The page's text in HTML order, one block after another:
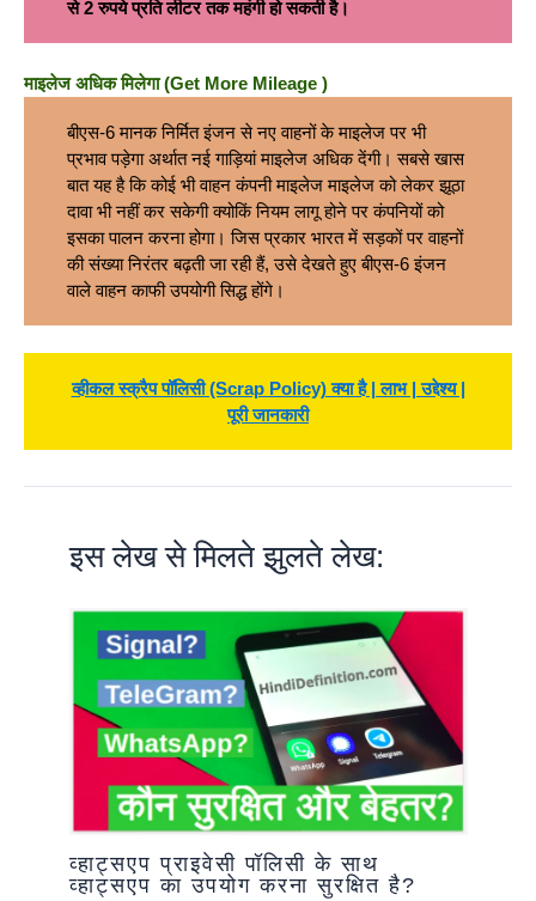
से 2 रुपये प्रति लीटर तक महंगी हो सकती है।
माइलेज अधिक मिलेगा(Get More Mileage )
बीएस-6 मानक निर्मित इंजन से नए वाहनों के माइलेज पर भी
प्रभाव पड़ेगा अर्थात नई गाड़ियां माइलेज अधिक देंगी। सबसे खास
बात यह है कि कोई भी वाहन कंपनी माइलेज माइलेज को लेकर झूठा
दावा भी नहीं कर सकेगी क्योकिं नियम लागू होने पर कंपनियों को
इसका पालन करना होगा। जिस प्रकार भारत में सड़कों पर वाहनों
की संख्या निरंतर बढ़ती जा रही हैं, उसे देखते हुए बीएस-6 इंजन
वाले वाहन काफी उपयोगी सिद्ध होंगे।
व्हीकल स्क्रैप पॉलिसी (Scrap Policy) क्या है | लाभ | उद्देश्य |
पूरी जानकारी
इस लेख से मिलते झुलते लेख:
व्हाट्सएप प्राइवेसी पॉलिसी के साथ
व्हाट्सएप का उपयोग करना सुरक्षित है?